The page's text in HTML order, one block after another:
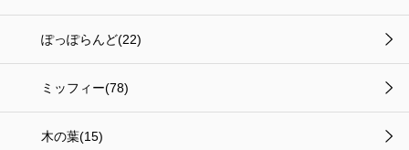
ぽっぽらんど(22)
ミッフィー(78)
木の葉(15)